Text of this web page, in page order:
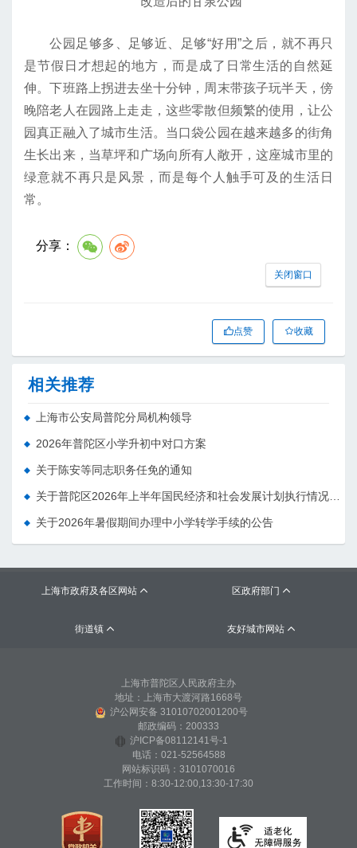
公园足够多、足够近、足够“好用”之后，就不再只
是节假日才想起的地方，而是成了日常生活的自然延
伸。下班路上拐进去坐十分钟，周末带孩子玩半天，傍
晚陪老人在园路上走走，这些零散但频繁的使用，让公
园真正融入了城市生活。当口袋公园在越来越多的街角
生长出来，当草坪和广场向所有人敞开，这座城市里的
绿意就不再只是风景，而是每个人触手可及的生活日
常。
分享：
关闭窗口
点赞 收藏
相关推荐
上海市公安局普陀分局机构领导
2026年普陀区小学升初中对口方案
关于陈安等同志职务任免的通知
关于2026年暑假期间办理中小学转学手续的公告
上海市政府及各区网站  区政府部门 
街道镇  友好城市网站 
上海市普陀区人民政府主办
地址：上海市大渡河路1668号
沪公网安备 31010702001200号
邮政编码：200333
沪ICP备08112141号-1
电话：021-52564588
网站标识码：3101070016
工作时间：8:30-12:00,13:30-17:30